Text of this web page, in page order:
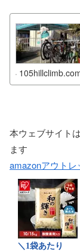
本ウェブサイト
ます
amazonアウト